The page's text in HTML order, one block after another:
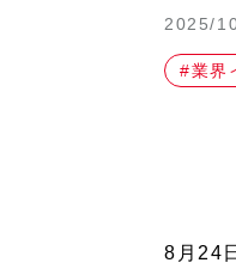
2025/
#業界
8月24